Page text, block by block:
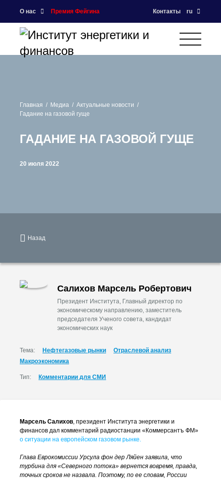
О нас Премия Фейгина Контакты ru
Главная Медиа
Актуальные новости
Гадание на газовой гуще
ГАДАНИЕ НА ГАЗОВОЙ ГУЩЕ
20 июля 2022
Назад
Салихов Марсель Робертович
Президент Института, Главный директор по
экономическому направлению, заместитель
председателя Ученого совета, кандидат
экономических наук
Тема: Нефтегазовые рынки
Отраслевой анализ
Макроэкономика
Тип: Комментарии для СМИ
Марсель Салихов, президент Института энергетики и
финансов дал комментарий радиостанции «Коммерсантъ ФМ»
о ситуации на европейском газовом рынке.
Глава Еврокомиссии Урсула фон дер Ляйен заявила, что
турбина для «Северного потока» вернется вовремя, правда,
точных сроков не назвала. Поэтому, по ее словам, России